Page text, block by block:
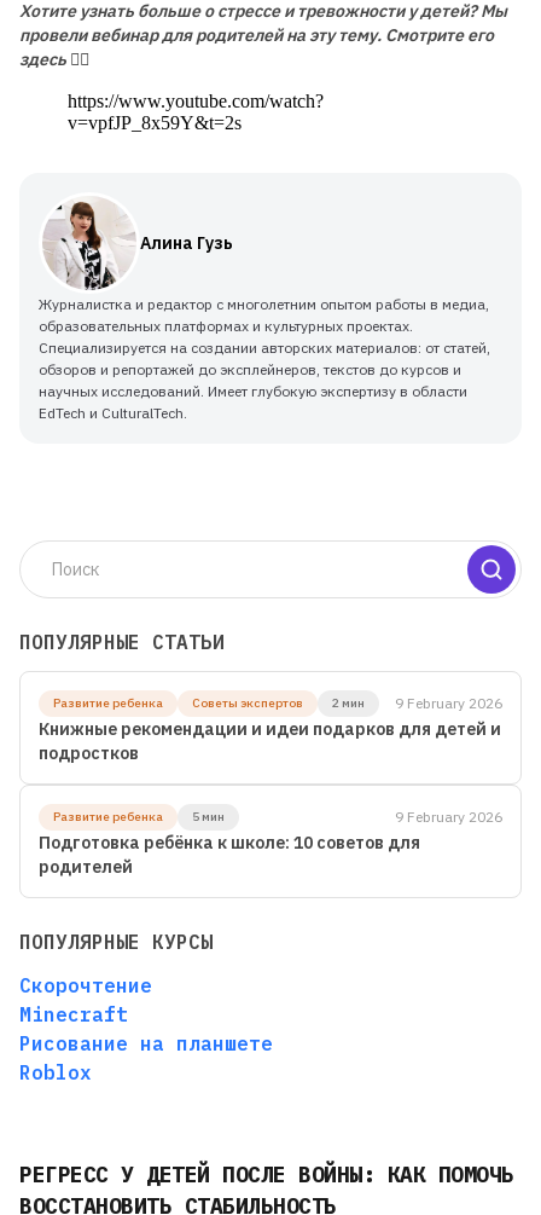
Хотите узнать больше о стрессе и тревожности у детей? Мы
провели вебинар для родителей на эту тему. Смотрите его
здесь 👇🏻
https://www.youtube.com/watch?
v=vpfJP_8x59Y&t=2s
Алина Гузь
Журналистка и редактор с многолетним опытом работы в медиа,
образовательных платформах и культурных проектах.
Специализируется на создании авторских материалов: от статей,
обзоров и репортажей до эксплейнеров, текстов до курсов и
научных исследований. Имеет глубокую экспертизу в области
EdTech и CulturalTech.
ПОПУЛЯРНЫЕ СТАТЬИ
Развитие ребенка Советы экспертов 2 мин 9 February 2026
Книжные рекомендации и идеи подарков для детей и
подростков
Развитие ребенка 5 мин 9 February 2026
Подготовка ребёнка к школе: 10 советов для
родителей
ПОПУЛЯРНЫЕ КУРСЫ
Скорочтение
Minecraft
Рисование на планшете
Roblox
РЕГРЕСС У ДЕТЕЙ ПОСЛЕ ВОЙНЫ: КАК ПОМОЧЬ
ВОССТАНОВИТЬ СТАБИЛЬНОСТЬ
ЛЕТНЯЯ МАСТЕРСКАЯ GOITEENS
ВМЕСТО ЛЕТА В ТЕЛЕФОНЕ -
8+ ГОТОВЫХ ПРОЕКТОВ ЗА 4